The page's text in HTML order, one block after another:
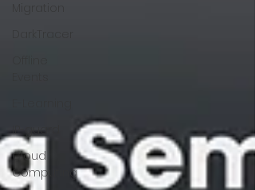
IP-guard
Cloud
Computing